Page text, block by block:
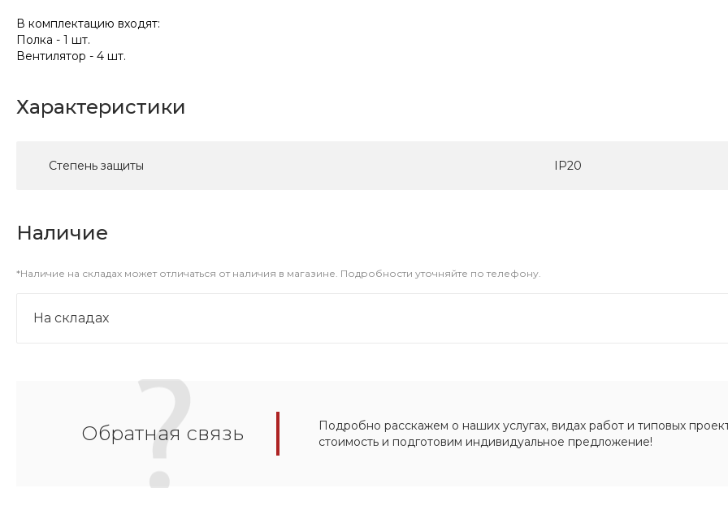
В комплектацию входят:
Полка - 1 шт.
Вентилятор - 4 шт.
Характеристики
Степень защиты IP20
Наличие
*Наличие на складах может отличаться от наличия в магазине. Подробности уточняйте по телефону.
На складах
Обратная связь
Подробно расскажем о наших услугах, видах работ и типовых
стоимость и подготовим индивидуальное предложение!